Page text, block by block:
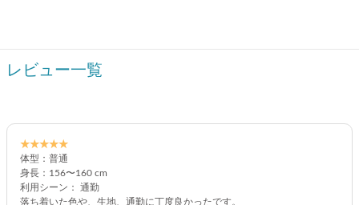
レビュー一覧
★★★★★
体型：普通
身長：156〜160 cm
利用シーン： 通勤
落ち着いた色や、生地、通勤に丁度良かったです。